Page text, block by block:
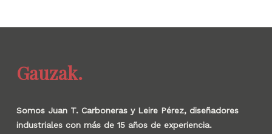
Gauzak.
Somos Juan T. Carboneras y Leire Pérez, diseñadores
industriales con más de 15 años de experiencia.